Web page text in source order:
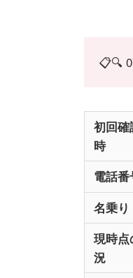
📋🔍
初回確
時
電話番
名乗り
現時点
況